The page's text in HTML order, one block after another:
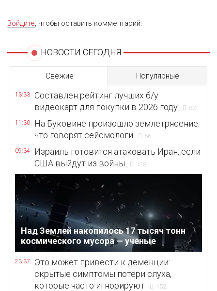
Войдите, чтобы оставить комментарий.
НОВОСТИ СЕГОДНЯ
Свежие Популярные
13:33
Составлен рейтинг лучших б/у
видеокарт для покупки в 2026 году
82
11:30
На Буковине произошло землетрясение:
что говорят сейсмологи
66
09:34
Израиль готовится атаковать Иран, если
США выйдут из войны
138
Над Землей накопилось 17 тысяч тонн
космического мусора — ученые
23:37
Это может привести к деменции:
скрытые симптомы потери слуха,
которые часто игнорируют
152